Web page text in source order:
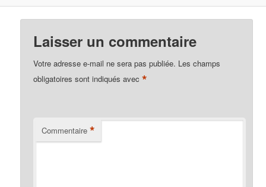
Laisser un commentaire
Votre adresse e-mail ne sera pas publiée. Les champs
obligatoires sont indiqués avec*
Commentaire *